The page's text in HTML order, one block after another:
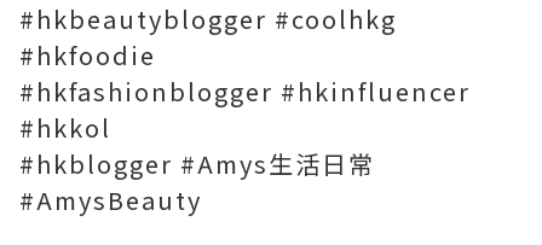
#hkbeautyblogger #coolhkg
#hkfoodie
#hkfashionblogger #hkinfluencer
#hkkol
#hkblogger #Amys生活日常
#AmysBeauty